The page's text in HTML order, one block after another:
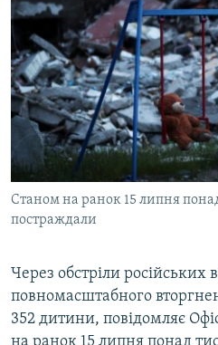
СВІТ
КИТАЙ.ВИКЛИКИ
МУЛЬТИМЕДІА
ФОТО
СПЕЦПРОЄКТИ
ПОДКАСТИ
КРИМ РЕАЛІЇ
РУС
КТАТ
Станом на ранок 15 липня
постраждали
Через обстріли російських
повномасштабного
352 дитини, повідомляє